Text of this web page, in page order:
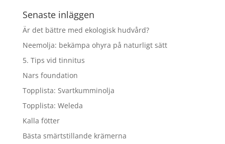
Senaste inläggen
Är det bättre med ekologisk hudvård?
Neemolja: bekämpa ohyra på naturligt sätt
5. Tips vid tinnitus
Nars foundation
Topplista: Svartkumminolja
Topplista: Weleda
Kalla fötter
Bästa smärtstillande krämerna